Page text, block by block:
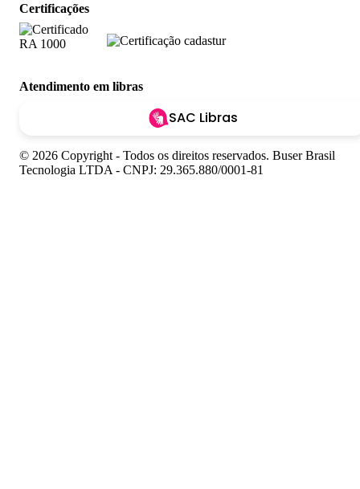
Certificações
Atendimento em libras
SAC Libras
© 2026 Copyright - Todos os direitos reservados. Buser Brasil
Tecnologia LTDA - CNPJ: 29.365.880/0001-81